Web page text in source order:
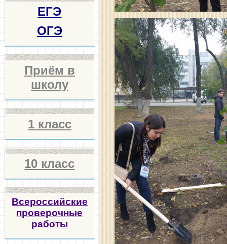
ЕГЭ
ОГЭ
Приём в
школу
1 класс
10 класс
Всероссийские
проверочные
работы